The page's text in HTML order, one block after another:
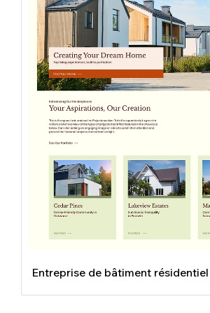
Entreprise de bâtiment résidentiel